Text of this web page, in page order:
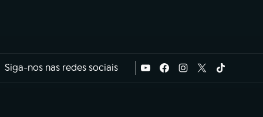
Siga-nos nas redes sociais